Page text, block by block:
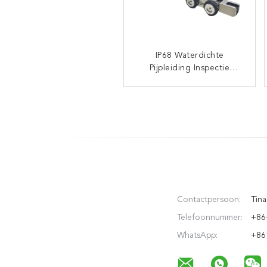
Water Redding 1500m
afstandsbediening
IP68 Waterdichte
Pijpleiding Inspectie
Contactpersoon:
Telefoonnummer:
WhatsApp: